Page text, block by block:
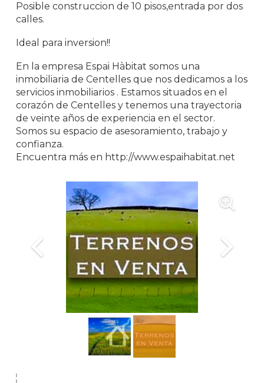
Posible construccion de 10 pisos,entrada por dos
calles.
Ideal para inversion!!
En la empresa Espai Hàbitat somos una
inmobiliaria de Centelles que nos dedicamos a los
servicios inmobiliarios . Estamos situados en el
corazón de Centelles y tenemos una trayectoria
de veinte años de experiencia en el sector.
Somos su espacio de asesoramiento, trabajo y
confianza.
Encuentra más en http://www.espaihabitat.net